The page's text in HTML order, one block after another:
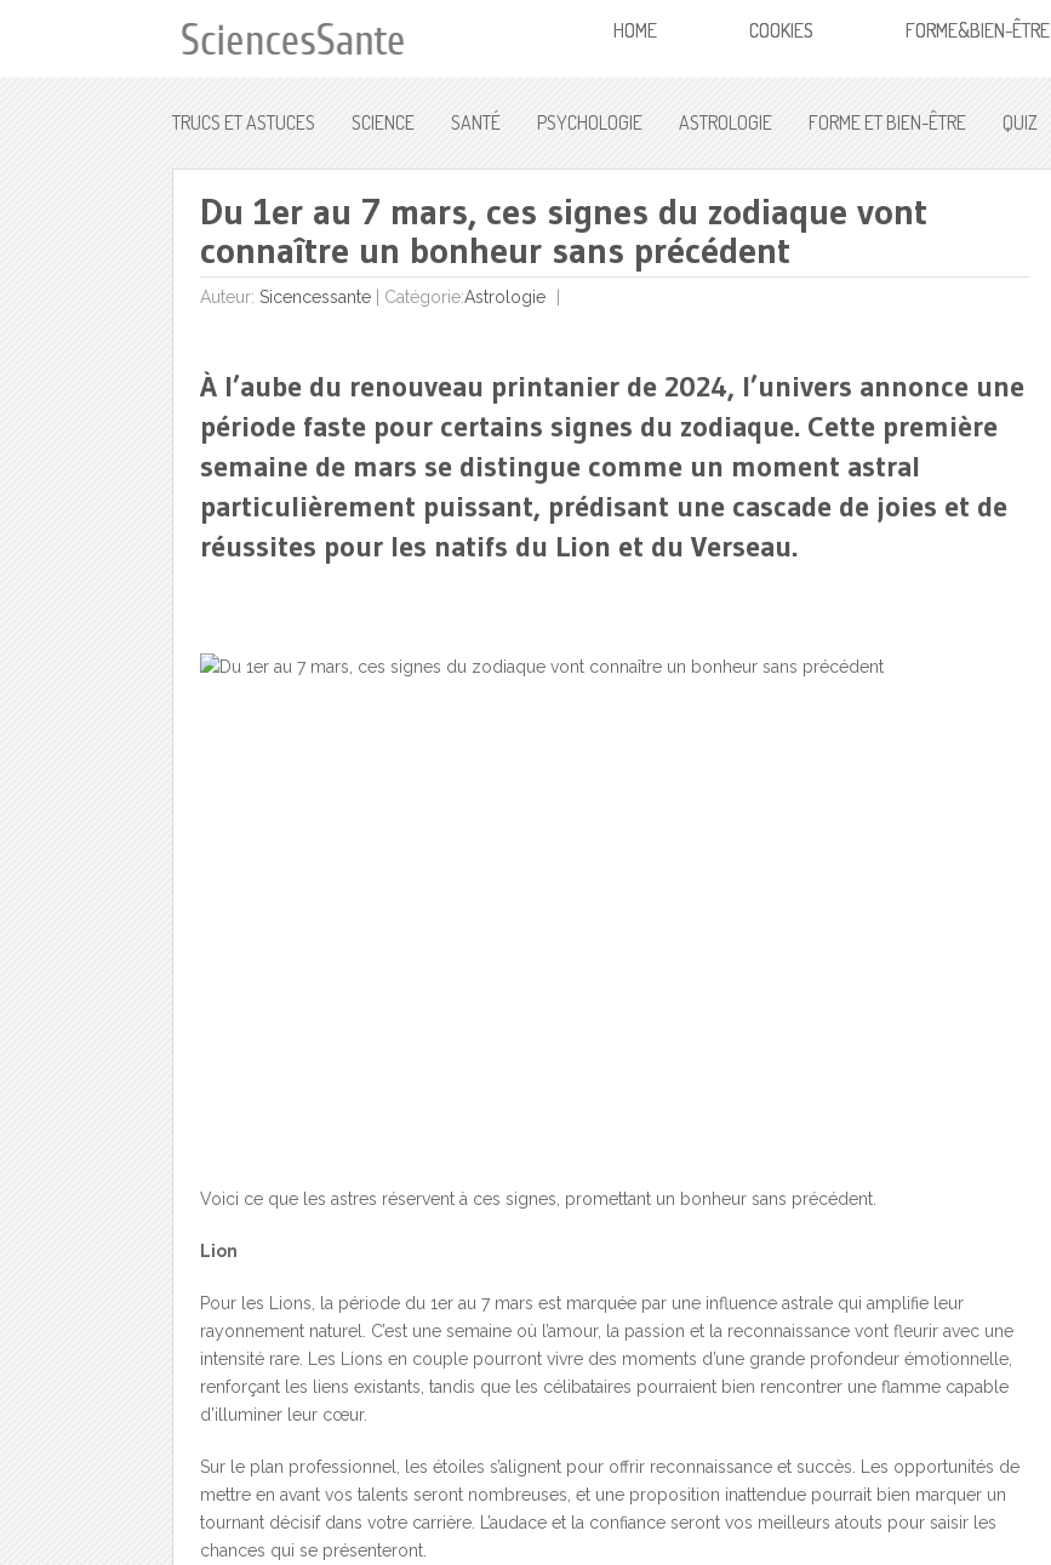
HOME COOKIES FORME&BIEN-ÊTRE
TRUCS ET ASTUCES SCIENCE SANTÉ PSYCHOLOGIE ASTROLOGIE FORME ET BIEN-ÊTRE QUIZ
Du 1er au 7 mars, ces signes du zodiaque vont
connaître un bonheur sans précédent
Auteur: Sicencessante| Catégorie:Astrologie
À l’aube du renouveau printanier de 2024, l’univers annonce une
période faste pour certains signes du zodiaque. Cette première
semaine de mars se distingue comme un moment astral
particulièrement puissant, prédisant une cascade de joies et de
réussites pour les natifs du Lion et du Verseau.
Voici ce que les astres réservent à ces signes, promettant un bonheur sans précédent.
Lion
Pour les Lions, la période du 1er au 7 mars est marquée par une influence astrale qui amplifie leur
rayonnement naturel. C’est une semaine où l’amour, la passion et la reconnaissance vont fleurir avec une
intensité rare. Les Lions en couple pourront vivre des moments d’une grande profondeur émotionnelle,
renforçant les liens existants, tandis que les célibataires pourraient bien rencontrer une flamme capable
d’illuminer leur cœur.
Sur le plan professionnel, les étoiles s’alignent pour offrir reconnaissance et succès. Les opportunités de
mettre en avant vos talents seront nombreuses, et une proposition inattendue pourrait bien marquer un
tournant décisif dans votre carrière. L’audace et la confiance seront vos meilleurs atouts pour saisir les
chances qui se présenteront.